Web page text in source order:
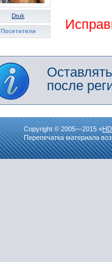
Druk
Посетители
после
Copyright © 2005—2015 «
Перепечатка материала